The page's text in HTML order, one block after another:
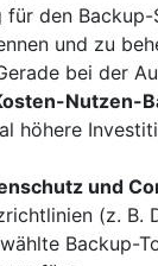
den
und zu
bei der
Nutzen-
höhere
und
(z. B.
Backup-